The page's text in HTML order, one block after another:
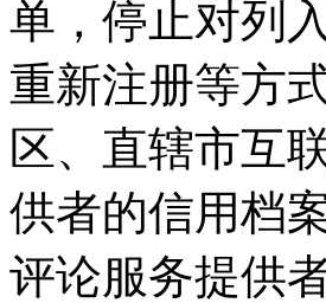
单，停止对列
重新注册等方
区、直辖市互
供者的信用档
评论服务提供